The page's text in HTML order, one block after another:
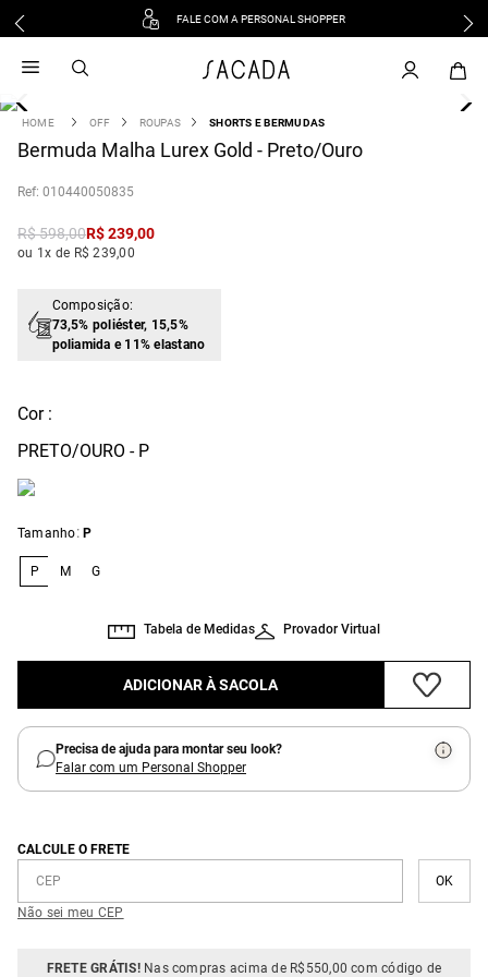
FALE COM A PERSONAL SHOPPER
OFF ROUPAS SHORTS E BERMUDAS
Bermuda Malha Lurex Gold - Preto/Ouro
: 010440050835
R$598,00R$239,00
ou 1x de R$ 239,00
Composição:
73,5% poliéster, 15,5%
poliamida e 11% elastano
Cor :
PRETO/OURO - P
Tamanho: P
P M G
Provador Virtual
Tabela de Medidas
ADICIONAR À SACOLA
Precisa de ajuda para montar seu look?
Falar com um Personal Shopper
CALCULE O FRETE
Não sei meu CEP
FRETE GRÁTIS!Nas compras acima de R$550,00 com código de
vestido
3 º blusa
º tricot
º macacão
jeans
º vestido curto